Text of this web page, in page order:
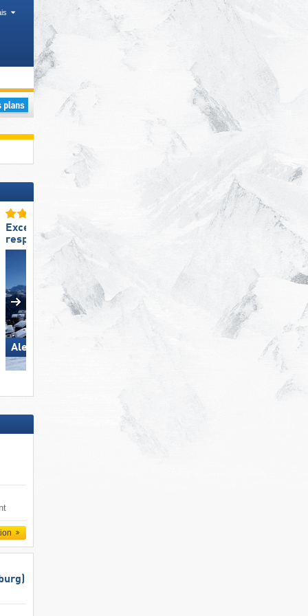
Parcs nationaux, Îles
Excellent
respect de l‘environnement
Aletsch Arena
Excellent enneigement
Hohsaas – Saas-Grund